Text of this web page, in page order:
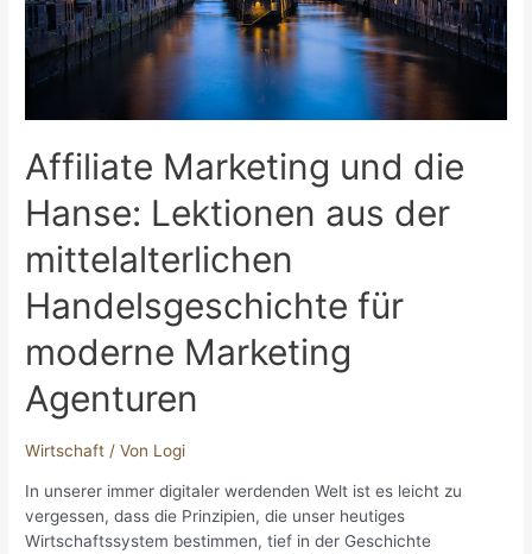
entdeckt
Affiliate Marketing und die
Hanse: Lektionen aus der
mittelalterlichen
Handelsgeschichte für
moderne Marketing
Agenturen
Wirtschaft / Von Logi
In unserer immer digitaler werdenden Welt ist es leicht zu
vergessen, dass die Prinzipien, die unser heutiges
Wirtschaftssystem bestimmen, tief in der Geschichte